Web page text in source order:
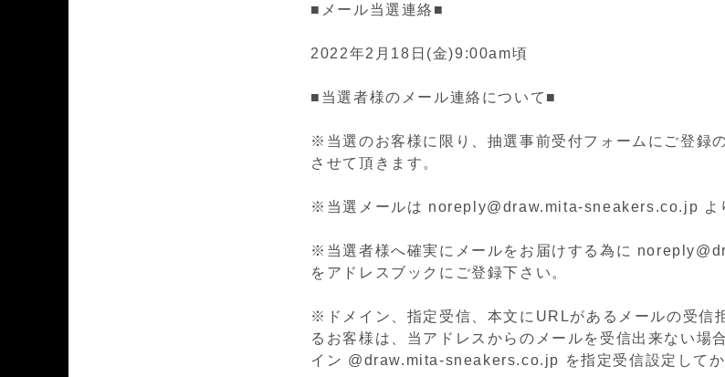
■メール当選連絡■
2022年2月18日(金)9:00am頃
■当選者様のメール連絡について■
※当選のお客様に限り、抽選事前受付フォームにご登録
させて頂きます。
※当選メールは noreply@draw.mita-sneakers.co.jp よ
※当選者様へ確実にメールをお届けする為に
をアドレスブックにご登録下さい。
※ドメイン、指定受信、本文にURLがあるメールの受信
るお客様は、当アドレスからのメールを受信出来ない場
イン @draw.mita-sneakers.co.jp を指定受信設定してか